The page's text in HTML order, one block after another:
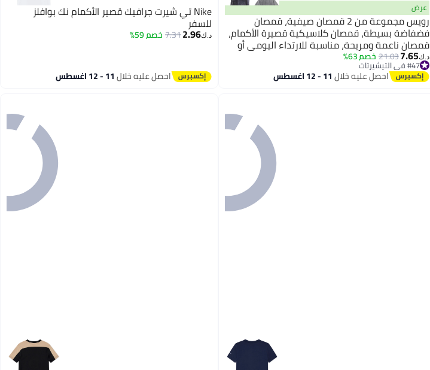
عرض
رويس مجموعة من 2 قمصان صيفية، قمصان
فضفاضة بسيطة، قمصان كلاسيكية قصيرة الأكمام،
قمصان ناعمة ومريحة، مناسبة للارتداء اليومي أو
أي مناسبة
د.ك‏7.65
21.03خصم 63%
#47 في التيشيرتات
#47 في التيشيرتات احصل عليه خلال11 - 12 اغسطس
Nike تي شيرت جرافيك قصير الأكمام نك بوافلز
للسفر
د.ك‏2.96
7.31خصم 59%
احصل عليه خلال11 - 12 اغسطس